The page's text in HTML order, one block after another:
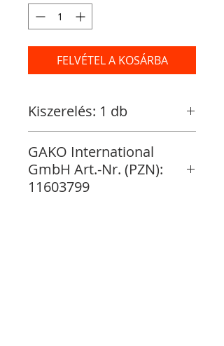
FELVÉTEL A KOSÁRBA
Kiszerelés: 1 db
GAKO International
GmbH Art.-Nr. (PZN):
11603799